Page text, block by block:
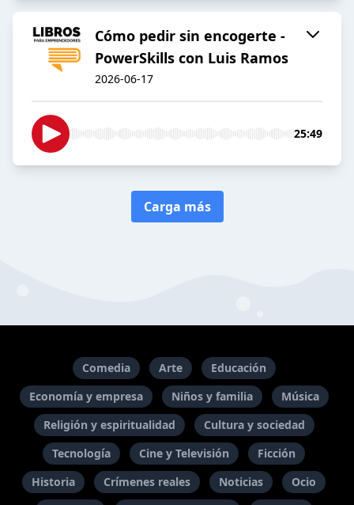
Cómo pedir sin encogerte -
PowerSkills con Luis Ramos
2026-06-17
25:49
Carga más
Comedia Arte
Educación
Economía y empresa
Niños y familia
Música
Religión y espiritualidad
Cultura y sociedad
Tecnología
Cine y Televisión
Ficción
Historia
Crímenes reales Noticias
Ocio